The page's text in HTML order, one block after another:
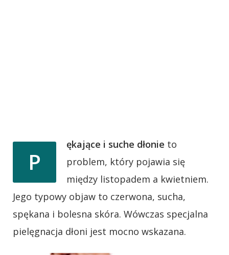
P
ękające i suche dłonie to
problem, który pojawia się
między listopadem a kwietniem.
Jego typowy objaw to czerwona, sucha,
spękana i bolesna skóra. Wówczas specjalna
pielęgnacja dłoni jest mocno wskazana.